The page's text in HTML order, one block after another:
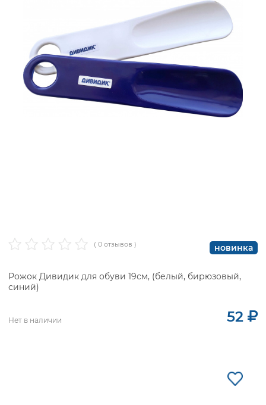
( 0 отзывов ) новинка
Рожок Дивидик для обуви 19см, (белый, бирюзовый,
синий)
Нет в наличии 52